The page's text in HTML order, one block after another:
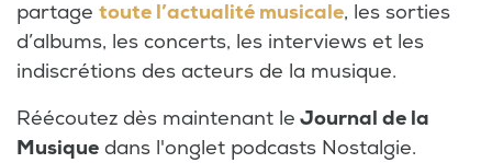
partage toute l’actualité musicale, les sorties
d’albums, les concerts, les interviews et les
indiscrétions des acteurs de la musique.
Réécoutez dès maintenant le Journal de la
Musique dans l'onglet podcasts Nostalgie.